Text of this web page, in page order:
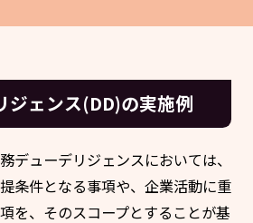
ジェンス(DD)の実施例
デューデリジェンスにおいては、
条件となる事項や、企業活動に重
を、そのスコープとすることが基